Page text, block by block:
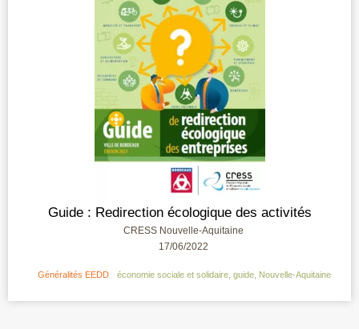
Guide : Redirection écologique des activités
CRESS Nouvelle-Aquitaine
17/06/2022
Généralités EEDD économie sociale et solidaire guide Nouvelle-Aquitaine